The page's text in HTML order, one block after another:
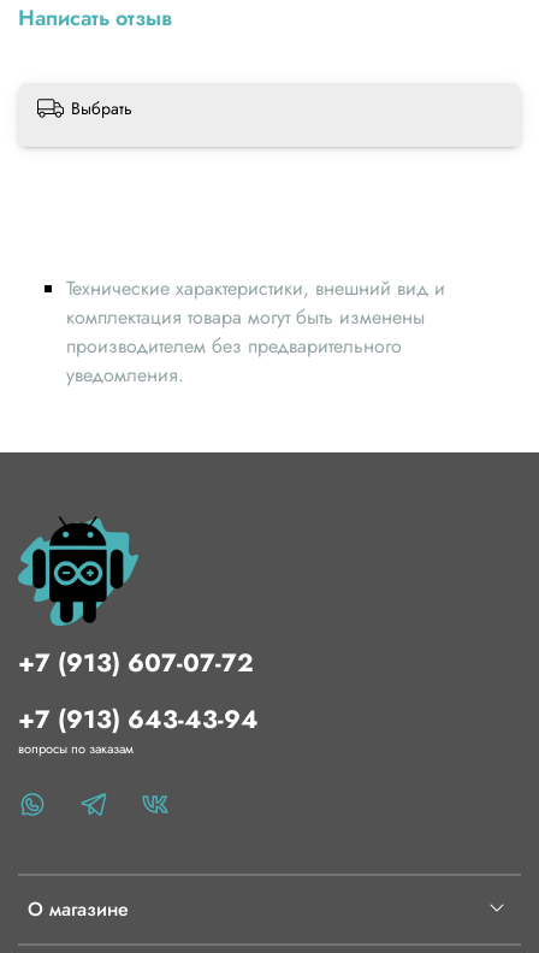
Написать отзыв
Выбрать
Технические характеристики, внешний вид и
комплектация товара могут быть изменены
производителем без предварительного
уведомления.
О магазине
+7 (913) 607-07-72
+7 (913) 643-43-94
вопросы по заказам